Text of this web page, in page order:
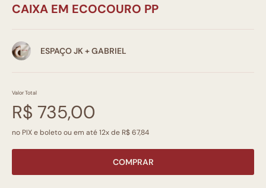
CAIXA EM ECOCOURO PP
ESPAÇO JK + GABRIEL
Valor Total
R$ 735,00
no PIX e boleto ou em até 12x de R$ 67,84
COMPRAR